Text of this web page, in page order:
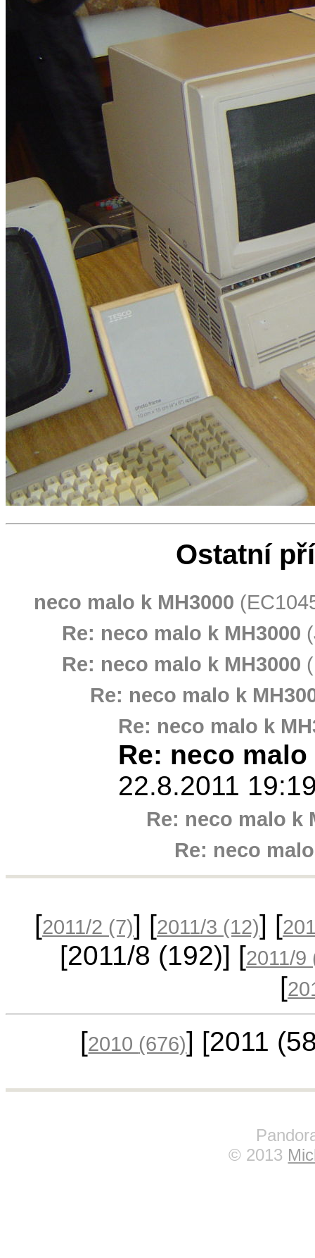
Ostatní
neco malo k MH3000
Re: neco malo k MH3000
Re: neco malo k MH3000
Re: neco malo k
Re: neco malo k
Re: neco malo
22.8.2011
Re: neco malo k
Re: neco
[2011/2 (7)] [2011/3 (12)] [
[2011/8 (192)] [2011/9
[
[2010 (676)] [2011
© 2013